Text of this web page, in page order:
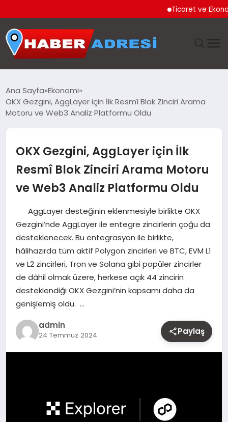
Ticaret ve Ekonomik
GÜNDEM
TEKNOLOJI
EĞITIM
MAGAZIN
YAŞAM
OTOMOBIL
Ana Sayfa Ekonomi
OKX Gezgini, AggLayer için İlk Resmî Blok Zinciri Arama
Motoru ve Web3 Analiz Platformu Oldu
OKX Gezgini, AggLayer için İlk
Resmî Blok Zinciri Arama Motoru
ve Web3 Analiz Platformu Oldu
AggLayer desteğinin eklenmesiyle birlikte OKX
Gezgini’nde AggLayer ile entegre zincirlerin çoğu da
desteklenecek. Bu entegrasyon ile birlikte,
hâlihazırda tüm aktif Polygon zincirleri ve BTC, EVM L1
ve L2 zincirleri, Tron ve Solana gibi popüler zincirler
de dâhil olmak üzere, herkese açık 44 zincirin
desteklendiği OKX Gezgini’nin kapsamı daha da
genişlemiş oldu. …
admin
24 Temmuz 2024 Paylaş